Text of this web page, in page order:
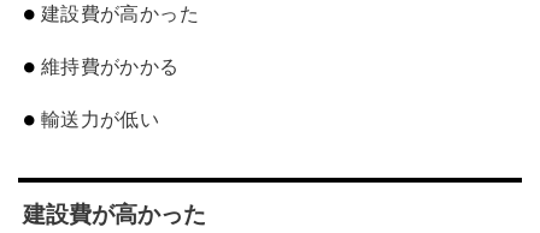
建設費が高かった
維持費がかかる
輸送力が低い
建設費が高かった